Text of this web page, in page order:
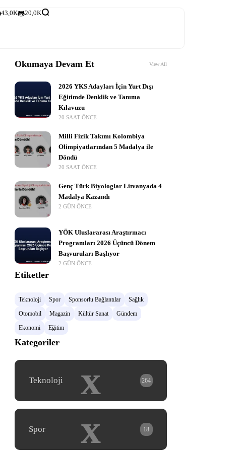
43,0K 20,0K
Okumaya Devam Et View All
2026 YKS Adayları İçin Yurt Dışı
Eğitimde Denklik ve Tanıma
Kılavuzu
20 SAAT ÖNCE
Milli Fizik Takımı Kolombiya
Olimpiyatlarından 5 Madalya ile
Döndü
20 SAAT ÖNCE
Genç Türk Biyologlar Litvanyada 4
Madalya Kazandı
2 GÜN ÖNCE
YÖK Uluslararası Araştırmacı
Programları 2026 Üçüncü Dönem
Başvuruları Başlıyor
2 GÜN ÖNCE
Etiketler
Teknoloji Spor Sponsorlu Bağlantılar
Sağlık
Otomobil
Magazin Kültür Sanat
Gündem
Ekonomi
Eğitim
Kategoriler
x
Teknoloji 264
x
Spor 18